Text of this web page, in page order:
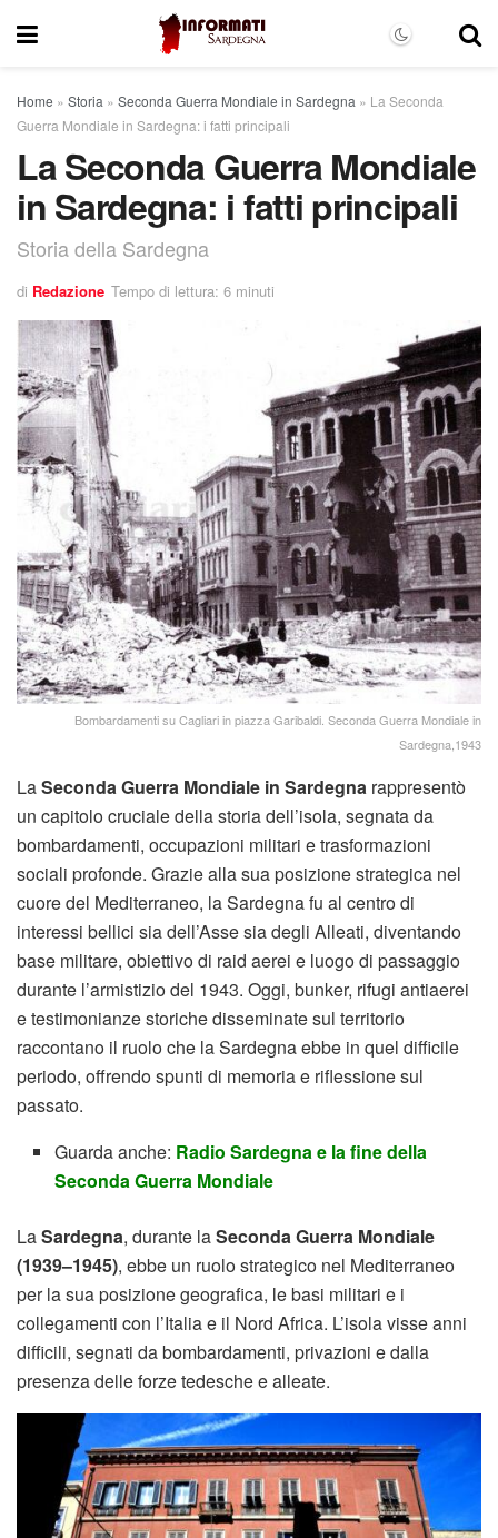
Home » Storia » Seconda Guerra Mondiale in Sardegna » La Seconda
Guerra Mondiale in Sardegna: i fatti principali
La Seconda Guerra Mondiale
in Sardegna: i fatti principali
Storia della Sardegna
di Redazione Tempo di lettura: 6 minuti
Bombardamenti su Cagliari in piazza Garibaldi. Seconda Guerra Mondiale in
Sardegna,1943
LaSeconda Guerra Mondiale in Sardegna rappresentò
un capitolo cruciale della storia dell’isola, segnata da
bombardamenti, occupazioni militari e trasformazioni
sociali profonde. Grazie alla sua posizione strategica nel
cuore del Mediterraneo, la Sardegna fu al centro di
interessi bellici sia dell’Asse sia degli Alleati, diventando
base militare, obiettivo di raid aerei e luogo di passaggio
durante l’armistizio del 1943. Oggi, bunker, rifugi antiaerei
e testimonianze storiche disseminate sul territorio
raccontano il ruolo che la Sardegna ebbe in quel difficile
periodo, offrendo spunti di memoria e riflessione sul
passato.
Guarda anche: Radio Sardegna e la fine della
Seconda Guerra Mondiale
LaSardegna, durante laSeconda Guerra Mondiale
(1939–1945), ebbe un ruolo strategico nel Mediterraneo
per la sua posizione geografica, le basi militari e i
collegamenti con l’Italia e il Nord Africa. L’isola visse anni
difficili, segnati da bombardamenti, privazioni e dalla
presenza delle forze tedesche e alleate.